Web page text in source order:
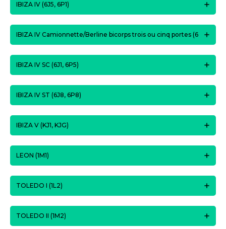
IBIZA IV (6J5, 6P1)
IBIZA IV Camionnette/Berline bicorps trois ou cinq portes (6
IBIZA IV SC (6J1, 6P5)
IBIZA IV ST (6J8, 6P8)
IBIZA V (KJ1, KJG)
LEON (1M1)
TOLEDO I (1L2)
TOLEDO II (1M2)